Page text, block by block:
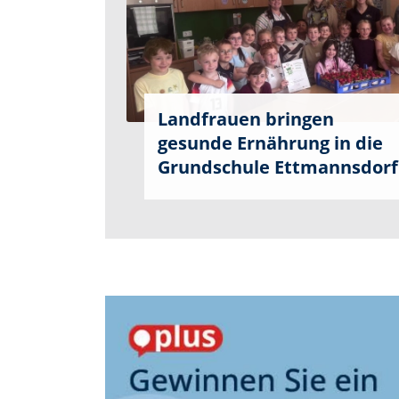
Landfrauen bringen
gesunde Ernährung in die
Grundschule Ettmannsdorf